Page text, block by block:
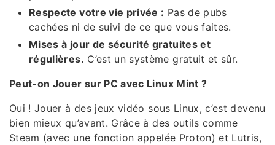
Respecte votre vie privée : Pas de pubs
cachées ni de suivi de ce que vous faites.
Mises à jour de sécurité gratuites et
régulières. C’est un système gratuit et sûr.
Peut-on Jouer sur PC avec Linux Mint ?
Oui ! Jouer à des jeux vidéo sous Linux, c’est devenu
bien mieux qu’avant. Grâce à des outils comme
Steam (avec une fonction appelée Proton) et Lutris,